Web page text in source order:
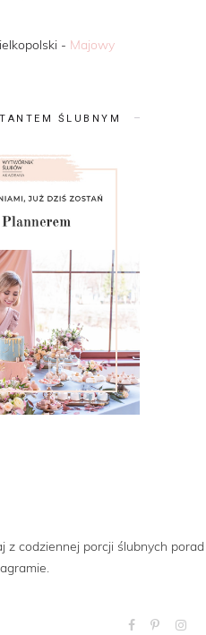
- Majowy
ŚLUBNYM
z codziennej porcji ślubnych porad